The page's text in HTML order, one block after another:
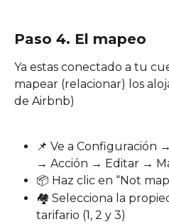
Paso 4. El mapeo
Ya estas conectado a tu
mapear (relacionar) los
de Airbnb)
📌 Ve a Configuración
→ Acción → Editar →
📦 Haz clic en “Not
🏘️ Selecciona la
tarifario (1, 2 y 3)